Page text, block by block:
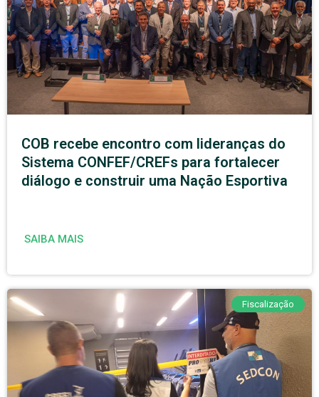
COB recebe encontro com lideranças do
Sistema CONFEF/CREFs para fortalecer
diálogo e construir uma Nação Esportiva
SAIBA MAIS
Fiscalização